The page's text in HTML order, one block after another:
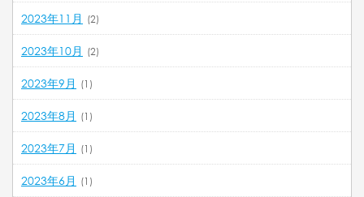
2023年11月 (2)
2023年10月 (2)
2023年9月 (1)
2023年8月 (1)
2023年7月 (1)
2023年6月 (1)